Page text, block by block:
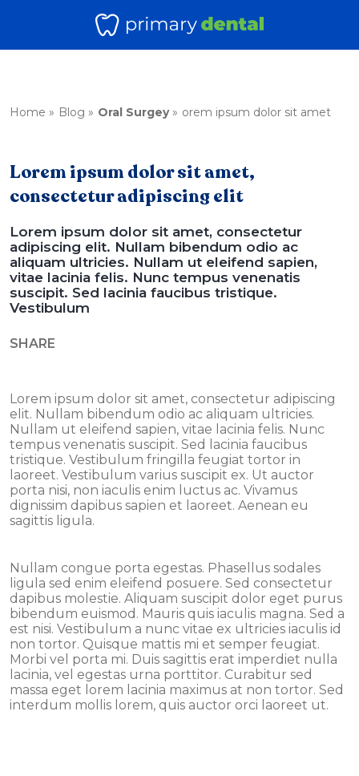
Home Blog Oral Surgey orem ipsum dolor sit amet
Lorem ipsum dolor sit amet,
consectetur adipiscing elit
Lorem ipsum dolor sit amet, consectetur
adipiscing elit. Nullam bibendum odio ac
aliquam ultricies. Nullam ut eleifend sapien,
vitae lacinia felis. Nunc tempus venenatis
suscipit. Sed lacinia faucibus tristique.
Vestibulum
SHARE
Lorem ipsum dolor sit amet, consectetur adipiscing
elit. Nullam bibendum odio ac aliquam ultricies.
Nullam ut eleifend sapien, vitae lacinia felis. Nunc
tempus venenatis suscipit. Sed lacinia faucibus
tristique. Vestibulum fringilla feugiat tortor in
laoreet. Vestibulum varius suscipit ex. Ut auctor
porta nisi, non iaculis enim luctus ac. Vivamus
dignissim dapibus sapien et laoreet. Aenean eu
sagittis ligula.
Nullam congue porta egestas. Phasellus sodales
ligula sed enim eleifend posuere. Sed consectetur
dapibus molestie. Aliquam suscipit dolor eget purus
bibendum euismod. Mauris quis iaculis magna. Sed a
est nisi. Vestibulum a nunc vitae ex ultricies iaculis id
non tortor. Quisque mattis mi et semper feugiat.
Morbi vel porta mi. Duis sagittis erat imperdiet nulla
lacinia, vel egestas urna porttitor. Curabitur sed
massa eget lorem lacinia maximus at non tortor. Sed
interdum mollis lorem, quis auctor orci laoreet ut.